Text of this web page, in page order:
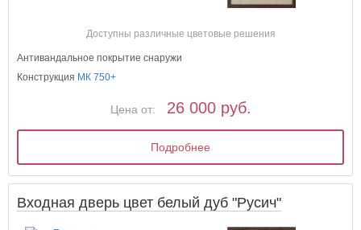
Доступны различные цветовые решения
Антивандальное покрытие снаружи
Конструкция МК 750+
Цена от: 26 000 руб.
Подробнее
Входная дверь цвет белый дуб "Русич"